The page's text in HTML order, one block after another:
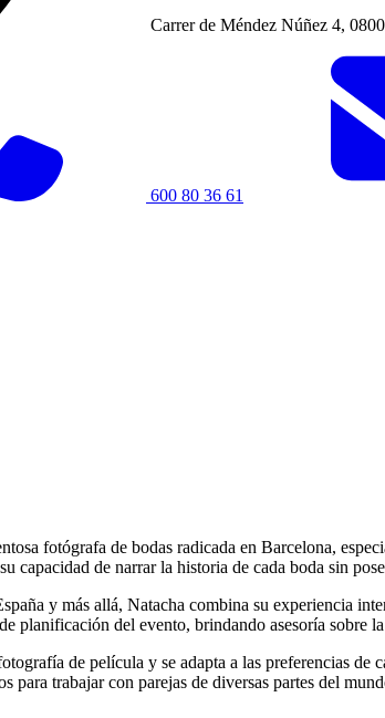
Carrer de Méndez Núñez 4,
600 80 36 61
fotógrafa de bodas radicada en Barcelona,
capacidad de narrar la historia de cada boda sin
y más allá, Natacha combina su experiencia
planificación del evento, brindando asesoría sobre
de película y se adapta a las preferencias de
para trabajar con parejas de diversas partes del